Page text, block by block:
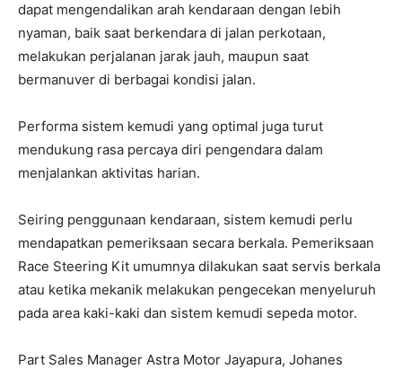
dapat mengendalikan arah kendaraan dengan lebih
nyaman, baik saat berkendara di jalan perkotaan,
melakukan perjalanan jarak jauh, maupun saat
bermanuver di berbagai kondisi jalan.
Performa sistem kemudi yang optimal juga turut
mendukung rasa percaya diri pengendara dalam
menjalankan aktivitas harian.
Seiring penggunaan kendaraan, sistem kemudi perlu
mendapatkan pemeriksaan secara berkala. Pemeriksaan
Race Steering Kit umumnya dilakukan saat servis berkala
atau ketika mekanik melakukan pengecekan menyeluruh
pada area kaki-kaki dan sistem kemudi sepeda motor.
Part Sales Manager Astra Motor Jayapura, Johanes